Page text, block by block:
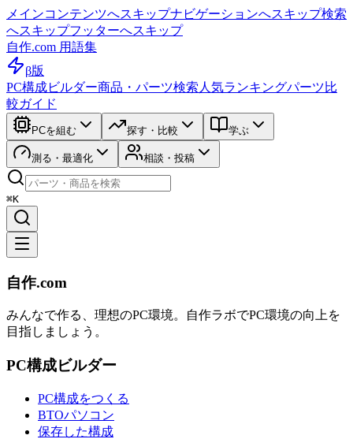
メインコンテンツへスキップナビゲーションへスキップ検索
へスキップフッターへスキップ
自作.com 用語集
β版
PC構成ビルダー商品・パーツ検索 人気ランキングパーツ比
較ガイド
PCを組む 探す・比較 学ぶ
測る・最適化 相談・投稿
⌘K
自作.com
みんなで作る、理想のPC環境。 自作ラボでPC環境の向上を
目指しましょう。
PC構成ビルダー
PC構成をつくる
BTOパソコン
保存した構成